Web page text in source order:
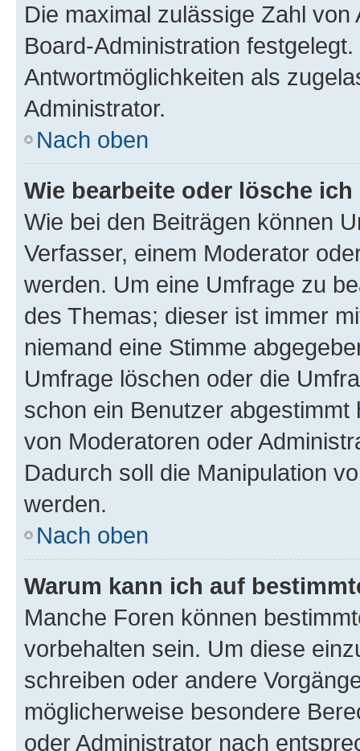
Die maximal zulässige Zahl
Board-Administration
Antwortmöglichkeiten als
Administrator.
Nach oben
Wie bearbeite oder lösche
Wie bei den Beiträgen können
Verfasser, einem Moderator
werden. Um eine Umfrage zu
des Themas; dieser ist immer
niemand eine Stimme
Umfrage löschen oder die
schon ein Benutzer
von Moderatoren oder
Dadurch soll die Manipulation
werden.
Nach oben
Warum kann ich auf
Manche Foren können
vorbehalten sein. Um diese
schreiben oder andere
möglicherweise besondere
oder Administrator nach